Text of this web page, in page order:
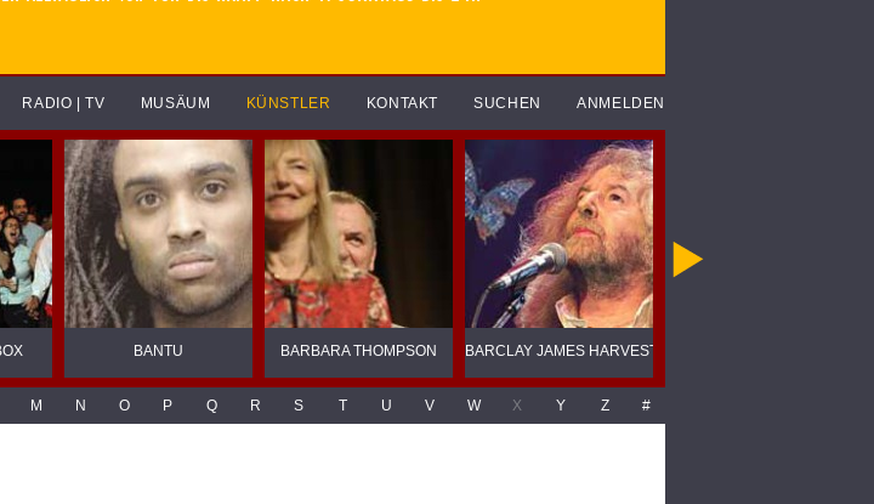
RADIO | TV MUSÄUM KÜNSTLER KONTAKT SUCHEN ANMELDEN
BANTU BARBARA THOMPSON BARCLAY JAMES HARVEST
M N O P Q R S T U V W X Y Z #